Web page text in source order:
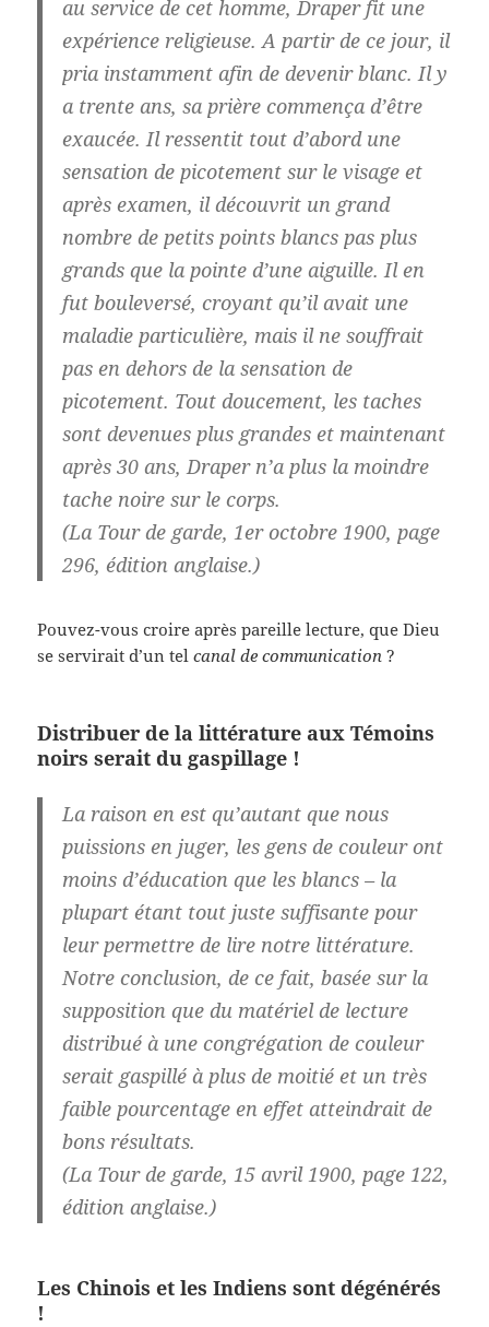
au service de cet homme, Draper fit une
expérience religieuse. A partir de ce jour, il
pria instamment afin de devenir blanc. Il y
a trente ans, sa prière commença d’être
exaucée. Il ressentit tout d’abord une
sensation de picotement sur le visage et
après examen, il découvrit un grand
nombre de petits points blancs pas plus
grands que la pointe d’une aiguille. Il en
fut bouleversé, croyant qu’il avait une
maladie particulière, mais il ne souffrait
pas en dehors de la sensation de
picotement. Tout doucement, les taches
sont devenues plus grandes et maintenant
après 30 ans,Draper n’a plus la moindre
tache noire sur le corps.
(La Tour de garde, 1er octobre 1900, page
296, édition anglaise.)
Pouvez-vous croire après pareille lecture, que Dieu
se servirait d’un telcanal de communication?
Distribuer de la littérature aux Témoins
noirs serait du gaspillage !
La raison en est qu’autant que nous
puissions en juger, les gens de couleur ont
moins d’éducation que les blancs – la
plupart étant tout juste suffisante pour
leur permettre de lire notre littérature.
Notre conclusion, de ce fait, basée sur la
supposition que du matériel de lecture
distribué à une congrégation de couleur
serait gaspillé à plus de moitié et un très
faible pourcentage en effet atteindrait de
bons résultats.
(La Tour de garde, 15 avril 1900, page 122,
édition anglaise.)
Les Chinois et les Indiens sont dégénérés
!